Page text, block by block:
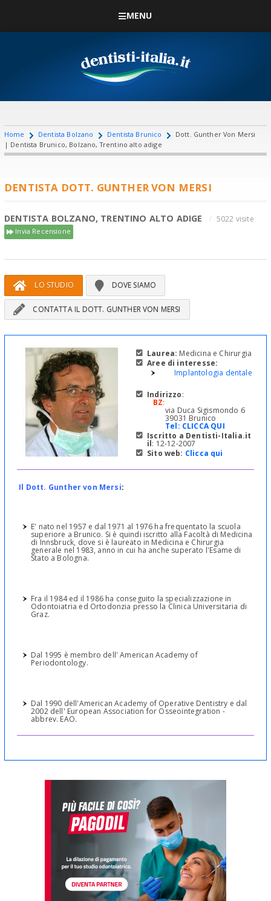
MENU
Home Dentista Bolzano Dentista Brunico
Dott. Gunther Von Mersi
| Dentista Brunico, Bolzano, Trentino alto adige
DENTISTA DOTT. GUNTHER VON MERSI
DENTISTA BOLZANO, TRENTINO ALTO ADIGE 5022 visite
Invia Recensione
LO STUDIO DOVE SIAMO
CONTATTA IL DOTT. GUNTHER VON MERSI
Laurea: Medicina e Chirurgia
Aree di interesse:
Implantologia dentale
Indirizzo:
BZ:
via Duca Sigismondo 6
39031 Brunico
Tel: CLICCA QUI
Iscritto a Dentisti-Italia.it
il: 12-12-2007
Sito web: Clicca qui
Il Dott. Gunther von Mersi:
E' nato nel 1957 e dal 1971 al 1976 ha frequentato la scuola
superiore a Brunico. Si è quindi iscritto alla Facoltà di Medicina
di Innsbruck, dove si è laureato in Medicina e Chirurgia
generale nel 1983, anno in cui ha anche superato l'Esame di
Stato a Bologna.
Fra il 1984 ed il 1986 ha conseguito la specializzazione in
Odontoiatria ed Ortodonzia presso la Clinica Universitaria di
Graz.
Dal 1995 è membro dell' American Academy of
Periodontology.
Dal 1990 dell'American Academy of Operative Dentistry e dal
2002 dell' European Association for Osseointegration -
abbrev. EAO.